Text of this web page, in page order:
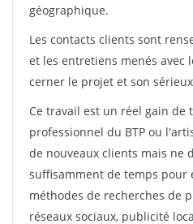
géographique.
Les contacts clients sont
et les entretiens menés avec
cerner le projet et son
Ce travail est un réel gain de
professionnel du BTP ou
de nouveaux clients mais ne
suffisamment de temps pour
méthodes de recherches de
réseaux sociaux, publicité